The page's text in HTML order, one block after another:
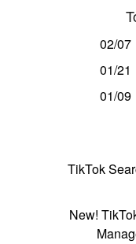
02/07
01/21
01/09
TikTok
New!